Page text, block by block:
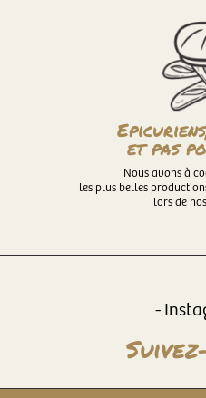
et pas
Nous avons à
les plus belles
lors de
-